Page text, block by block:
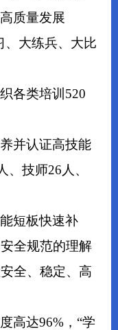
质量发展
、大练兵、大比
各类培训520
并认证高技能
、技师26人、
短板快速补
全规范的理解
全、稳定、高
高达96%，“学